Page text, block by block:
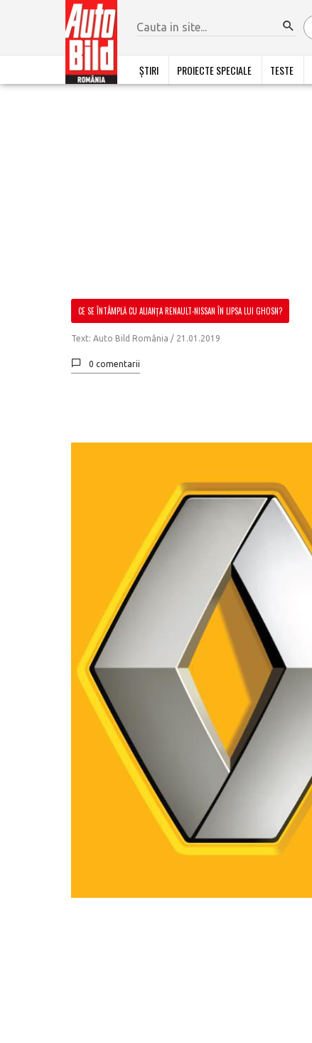
ȘTIRI PROIECTE SPECIALE TESTE
CE SE ÎNTÂMPLĂ CU ALIANȚA RENAULT-NISSAN ÎN LIPSA LUI GHOSN?
Text: Auto Bild România / 21.01.2019
0 comentarii